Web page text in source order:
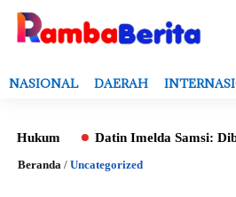
NASIONAL DAERAH
Datin Imelda Samsi:
Beranda / Uncategorized